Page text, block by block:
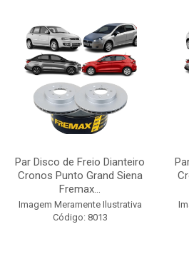
Par Disco de Freio Dianteiro
Cronos Punto Grand Siena
Fremax...
Imagem Meramente Ilustrativa
Código: 8013